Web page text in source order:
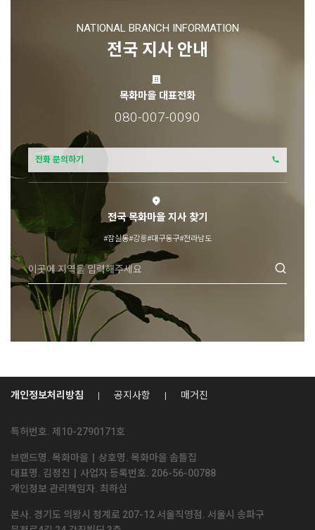
NATIONAL BRANCH INFORMATION
전국 지사 안내
목화마을 대표전화
080-007-0090
전화 문의하기
전국 목화마을 지사 찾기
#잠실동#강릉#대구동구#전라남도
개인정보처리방침 공지사항 매거진
특허번호. 제10-2790171호
브랜드명. 목화마을
상호명. 목화마을 솜틀집
대표명. 김정진
사업자 등록번호. 206-56-00788
개인정보 관리책임자. 최하심
본사. 경기도 의왕시 청계로 207-12 서울직영점. 서울시 송파구전화상담